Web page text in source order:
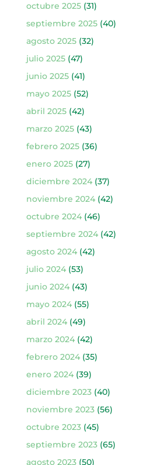
octubre 2025(31)
septiembre 2025(40)
agosto 2025(32)
julio 2025(47)
junio 2025(41)
mayo 2025(52)
abril 2025(42)
marzo 2025(43)
febrero 2025(36)
enero 2025(27)
diciembre 2024(37)
noviembre 2024(42)
octubre 2024(46)
septiembre 2024(42)
agosto 2024(42)
julio 2024(53)
junio 2024(43)
mayo 2024(55)
abril 2024(49)
marzo 2024(42)
febrero 2024(35)
enero 2024(39)
diciembre 2023(40)
noviembre 2023(56)
octubre 2023(45)
septiembre 2023(65)
agosto 2023(50)